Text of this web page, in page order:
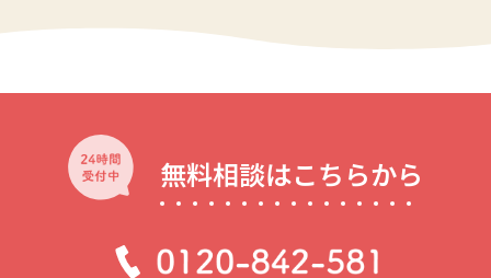
無料相談はこちらから